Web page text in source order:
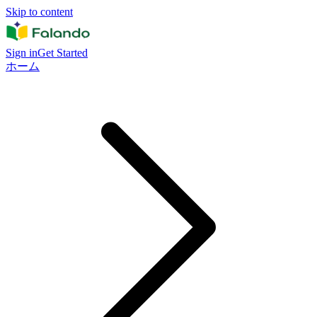
Skip to content
Sign inGet Started
ホーム